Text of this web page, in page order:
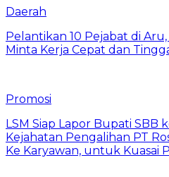
Daerah
Pelantikan 10 Pejabat di
Minta Kerja Cepat dan
Promosi
LSM Siap Lapor Bupati SBB
Kejahatan Pengalihan PT
Ke Karyawan, untuk Kuasai